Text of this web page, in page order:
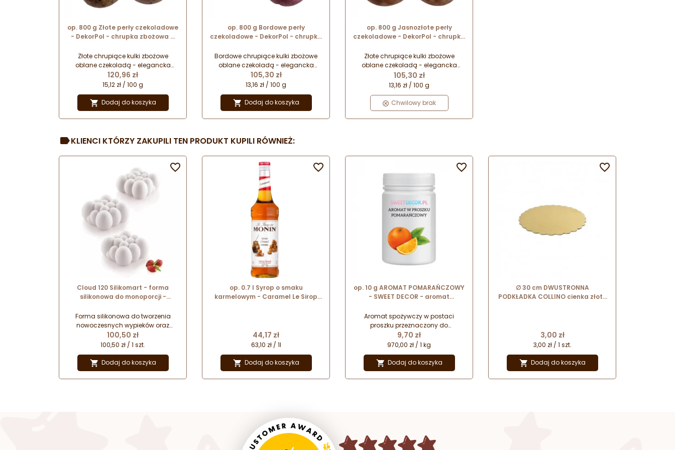
op. 800 g Złote perły czekoladowe
- DekorPol - chrupka zbożowa w
2 cm
Złote chrupiące kulki zbożowe
oblane czekoladą - elegancka
przekąska lub dekoracyjna posypka
do tortów i deserów! Perły
czekoladowe - posypka cukiernicza.
Cena
120,96 zł
15,12 zł / 100 g
 Dodaj do koszyka
op. 800 g Bordowe perły
czekoladowe - DekorPol - chrupka
dekoracyjne śr. 2 cm
Bordowe chrupiące kulki zbożowe
oblane czekoladą - elegancka
przekąska lub dekoracyjna posypka
do tortów i deserów! Perły
czekoladowe - posypka cukiernicza.
Cena
105,30 zł
13,16 zł / 100 g
 Dodaj do koszyka
op. 800 g Jasnozłote perły
czekoladowe - DekorPol - chrupka
dekoracyjne śr. 2 cm
Złote chrupiące kulki zbożowe
oblane czekoladą - elegancka
przekąska lub dekoracyjna posypka
do tortów i deserów! Perły
Cena
105,30 zł
13,16 zł / 100 g
Chwilowy brak
KLIENCI KTÓRZY ZAKUPILI TEN PRODUKT KUPILI RÓWNIEŻ:
Cloud 120 Silikomart - forma
silikonowa do monoporcji -
mm / poj. 120 ml x 6 porcji
Forma silikonowa do tworzenia
nowoczesnych wypieków oraz
deserów mrożonych. Uniwersalne
zastosowanie i łatwość użycia
niezależnie od tego jaką formę
deseru przygotujesz.
Cena
100,50 zł
100,50 zł / 1 szt.
 Dodaj do koszyka

op. 0.7 l Syrop o smaku
karmelowym - Caramel Le Sirop
Cena
44,17 zł
63,10 zł / 1l
 Dodaj do koszyka

op. 10 g AROMAT POMARAŃCZOWY
- SWEET DECOR - aromat
smak i zapach
Aromat spożywczy w postaci
proszku przeznaczony do
aromatyzowania oraz nadawania
smaku różnego rodzaju wyrobom
Cena
9,70 zł
970,00 zł / 1 kg
 Dodaj do koszyka

∅ 30 cm DWUSTRONNA
PODKŁADKA COLLINO cienka złoto
Cena
3,00 zł
3,00 zł / 1 szt.
 Dodaj do koszyka
